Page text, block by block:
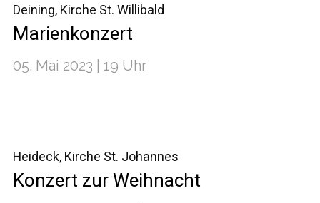
Deining, Kirche St. Willibald
Marienkonzert
05. Mai 2023 | 19 Uhr
Heideck, Kirche St. Johannes
Konzert zur Weihnacht